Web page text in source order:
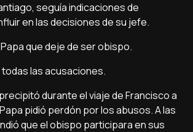
seguía indicaciones de
en las decisiones de su jefe.
que deje de ser obispo.
las acusaciones.
durante el viaje de Francisco a
pidió perdón por los abusos. A las
que el obispo participara en sus